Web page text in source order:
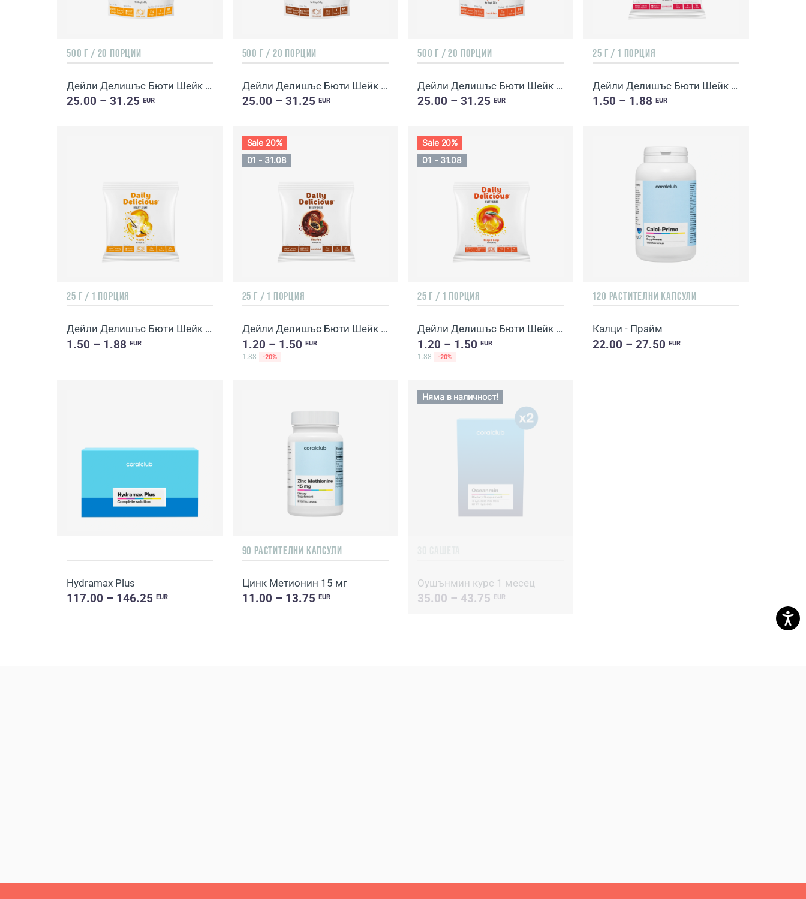
500 Г / 20 ПОРЦИИ
Дейли Делишъс Бюти Шейк с вкус на ванилия
25.00 – 31.25EUR
500 Г / 20 ПОРЦИИ
Дейли Делишъс Бюти Шейк с вкус на шоколад
25.00 – 31.25 EUR
500 Г / 20 ПОРЦИИ
Дейли Делишъс Бюти Шейк с вкус на портокал и манго (211800)
25.00 – 31.25 EUR
25 Г / 1 ПОРЦИЯ
Дейли Делишъс Бюти Шейк с вкус на малина
1.50 – 1.88EUR
25 Г / 1 ПОРЦИЯ
Дейли Делишъс Бюти Шейк с вкус на ванилия
1.50 – 1.88EUR
Sale 20%
01 - 31.08
25 Г / 1 ПОРЦИЯ
Дейли Делишъс Бюти Шейк с вкус на шоколад
1.20 – 1.50 EUR
1.88
-20%
Sale 20%
01 - 31.08
25 Г / 1 ПОРЦИЯ
Дейли Делишъс Бюти Шейк с вкус на портокал и манго (213800)
1.20 – 1.50 EUR
1.88
-20%
120 РАСТИТЕЛНИ КАПСУЛИ
Калци - Прайм
22.00 – 27.50EUR
Hydramax Plus
117.00 – 146.25EUR
90 РАСТИТЕЛНИ КАПСУЛИ
Цинк Метионин 15 мг
11.00 – 13.75 EUR
Оушънмин курс 1 месец
35.00 – 43.75 EUR
Няма в наличност!